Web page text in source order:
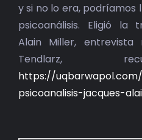
y si no lo era,
psicoanálisis. Eligió la
Alain Miller, entrevista
Tendlarz,
https://
psicoanalisis-jacques-